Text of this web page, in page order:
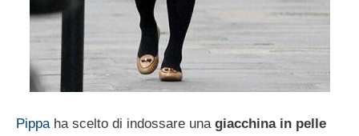
Pippa ha scelto di indossare una giacchina in pelle